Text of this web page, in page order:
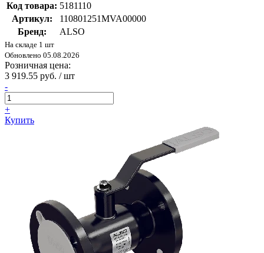
Код товара: 5181110
Артикул:
110801251MVA00000
Бренд:
ALSO
На складе 1 шт
Обновлено 05.08.2026
Розничная цена:
3 919.55 руб. / шт
-
+
Купить